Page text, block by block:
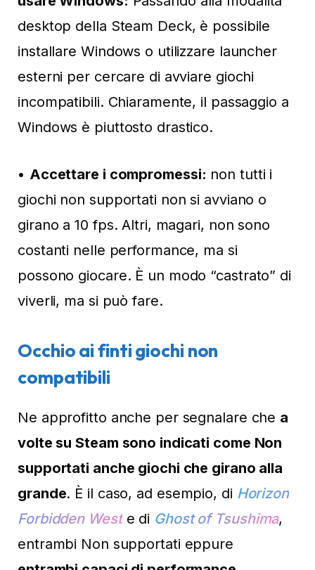
desktop della Steam Deck, è possibile
installare Windows o utilizzare launcher
esterni per cercare di avviare giochi
incompatibili. Chiaramente, il passaggio a
Windows è piuttosto drastico.
• Accettare i compromessi: non tutti i
giochi non supportati non si avviano o
girano a 10 fps. Altri, magari, non sono
costanti nelle performance, ma si
possono giocare. È un modo “castrato” di
viverli, ma si può fare.
Occhio ai finti giochi non
compatibili
Ne approfitto anche per segnalare che a
volte su Steam sono indicati come Non
supportati anche giochi che girano alla
grande. È il caso, ad esempio, di Horizon
Forbidden Weste di Ghost of Tsushima,
entrambi Non supportati eppure